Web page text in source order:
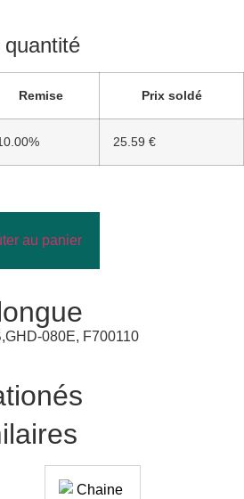
Remise Prix soldé
25.59 €
au panier
080E, F700110